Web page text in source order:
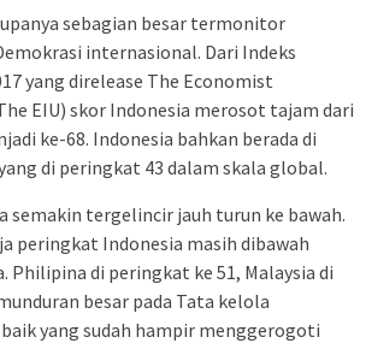
sebagian besar termonitor
internasional. Dari Indeks
yang direlease The Economist
EIU) skor Indonesia merosot tajam dari
ke-68. Indonesia bahkan berada di
di peringkat 43 dalam skala global.
semakin tergelincir jauh turun ke bawah.
peringkat Indonesia masih dibawah
Philipina di peringkat ke 51, Malaysia di
besar pada Tata kelola
yang sudah hampir menggerogoti